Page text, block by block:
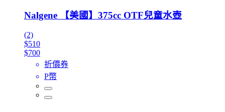
Nalgene 【美國】375cc OTF兒童水壺
(2)
$510
$700
折價券
P幣